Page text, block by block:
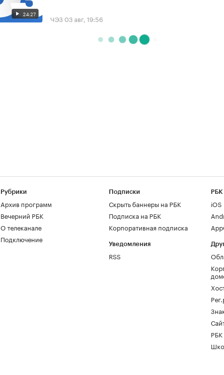
24:27 ЧЭЗ 03 авг, 19:56
Рубрики
Архив программ
Вечерний РБК
О телеканале
Подключение
Подписки
Скрыть баннеры на РБК
Подписка на РБК
Корпоративная подписка
Уведомления
RSS
РБК
iOS